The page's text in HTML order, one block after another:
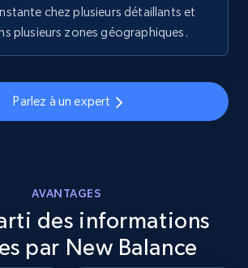
data on products using
Breadcrumbs, Root category, and
products from shops on eBay
id, Title, Seller name, Seller rating,
chez plusieurs détaillants et
plusieurs zones géographiques.
Parlez à un expert
AVANTAGES
des informations
par New Balance